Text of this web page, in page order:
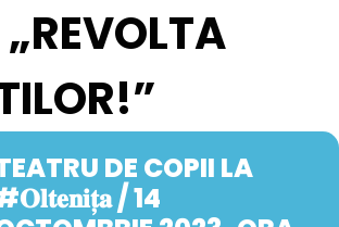
DE COPII LA
/ 14